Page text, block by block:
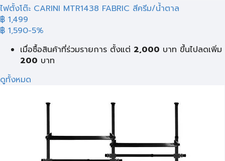
ไฟตั้งโต๊ะ CARINI MTR1438 FABRIC สีครีม/น้ำตาล
฿ 1,499
฿ 1,590-5%
เมื่อซื้อสินค้าที่ร่วมรายการ ตั้งแต่ 2,000 บาท ขึ้นไปลดเพิ่ม
200 บาท
ดูทั้งหมด